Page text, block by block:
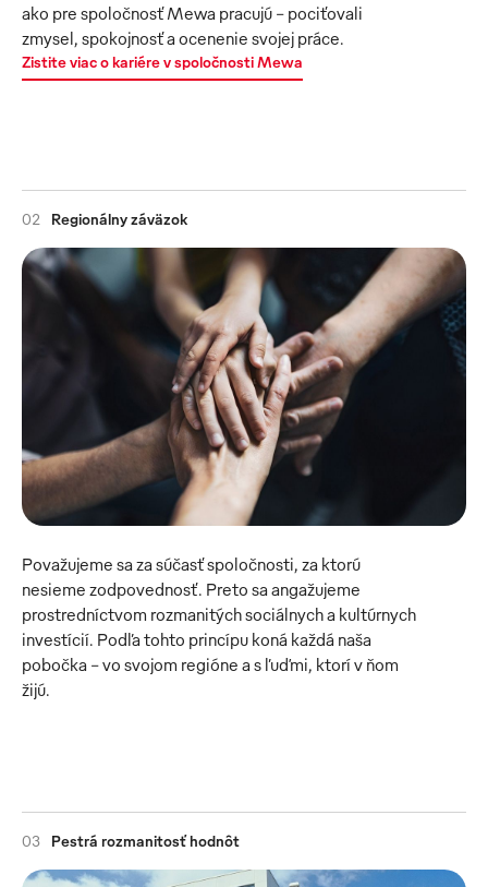
ako pre spoločnosť Mewa pracujú - pociťovali
zmysel, spokojnosť a ocenenie svojej práce.
Zistite viac o kariére v spoločnosti Mewa
02 Regionálny záväzok
Považujeme sa za súčasť spoločnosti, za ktorú
nesieme zodpovednosť. Preto sa angažujeme
prostredníctvom rozmanitých sociálnych a kultúrnych
investícií. Podľa tohto princípu koná každá naša
pobočka – vo svojom regióne a s ľuďmi, ktorí v ňom
žijú.
03 Pestrá rozmanitosť hodnôt